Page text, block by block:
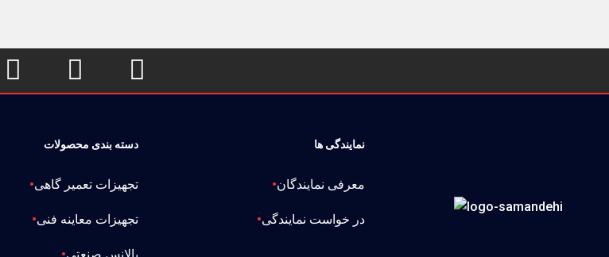
  
دسته بندی محصولات
تجهیزات تعمیر گاهی
تجهیزات معاینه فنی
نمایندگی ها
معرفی نمایندگان
در خواست نمایندگی